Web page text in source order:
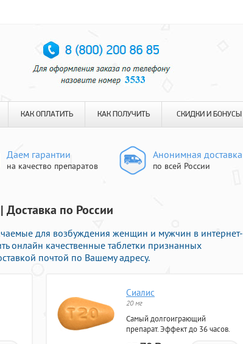
КАК ОПЛАТИТЬ КАК ПОЛУЧИТЬ СКИДКИ И БОНУСЫ
Даем гарантии
на качество препаратов
Анонимная доставка
по всей России
Доставка по России
для возбуждения женщин и мужчин в интернет-
онлайн качественные таблетки признанных
почтой по Вашему адресу.
Сиалис
20 мг
Самый долгоиграющий
препарат. Эффект до 36 часов.